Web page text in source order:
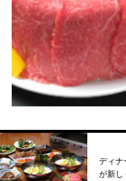
ディナーのコース
が新しくなりまし